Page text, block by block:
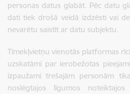
personas datus glabāt. Pēc datu
dati tiek drošā veidā izdzēsti vai
nevarētu saistīt ar datu subjektu.
Tīmekļvietņu vienotās platformas
uzskatāmi par ierobežotas
izpaužami trešajām personām
noslēgtajos līgumos